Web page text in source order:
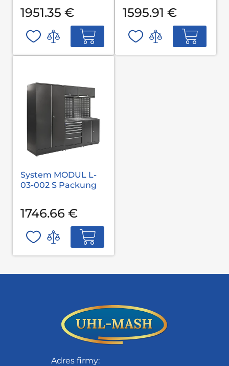
1951.35 € 1595.91 €
System MODUL L-
03-002 S Packung
1746.66 €
Adres firmy: